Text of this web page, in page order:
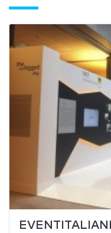
EVENTITALIANI